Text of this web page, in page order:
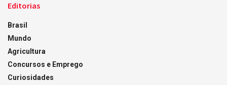
Editorias
Brasil
Mundo
Agricultura
Concursos e Emprego
Curiosidades